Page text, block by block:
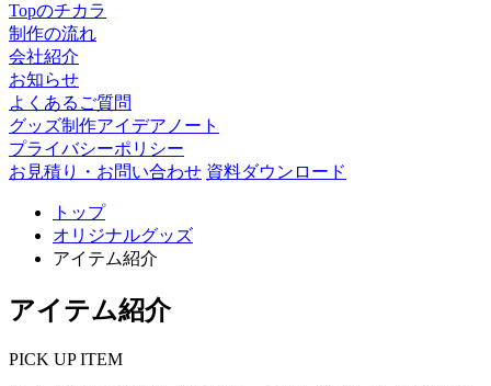
Topのチカラ
制作の流れ
会社紹介
お知らせ
よくあるご質問
グッズ制作アイデアノート
プライバシーポリシー
お見積り・お問い合わせ 資料ダウンロード
トップ
オリジナルグッズ
アイテム紹介
アイテム紹介
PICK UP ITEM